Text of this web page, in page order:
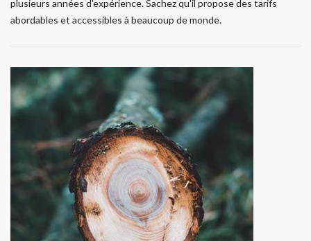
plusieurs années d'expérience. Sachez qu'il propose des tarifs
abordables et accessibles à beaucoup de monde.